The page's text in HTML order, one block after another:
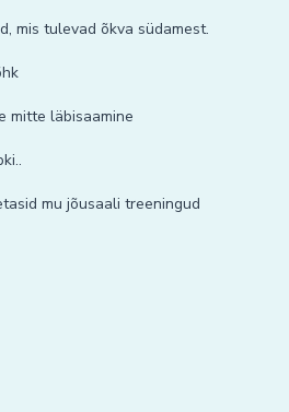
mis tulevad õkva südamest.
mitte läbisaamine
mu jõusaali treeningud